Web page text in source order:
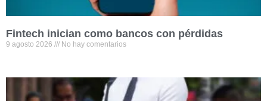
Fintech inician como bancos con pérdidas
9 agosto 2026 No hay comentarios